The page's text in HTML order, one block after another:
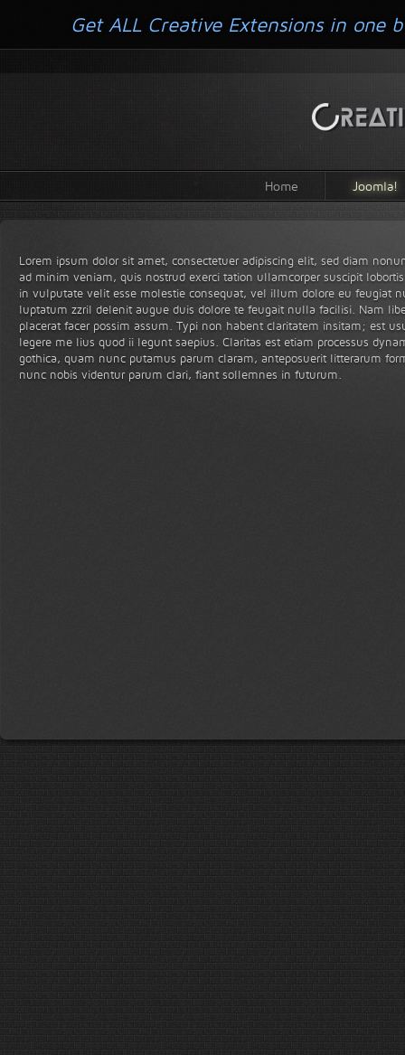
Home Joomla!
Lorem ipsum dolor sit amet, consectetuer adipiscing elit, sed diam
ad minim veniam, quis nostrud exerci tation ullamcorper suscipit
in vulputate velit esse molestie consequat, vel illum dolore eu feugiat
luptatum zzril delenit augue duis dolore te feugait nulla facilisi. Nam
placerat facer possim assum. Typi non habent claritatem insitam; est
legere me lius quod ii legunt saepius. Claritas est etiam processus
gothica, quam nunc putamus parum claram, anteposuerit litterarum
nunc nobis videntur parum clari, fiant sollemnes in futurum.
Get ALL Creative Extensions in one